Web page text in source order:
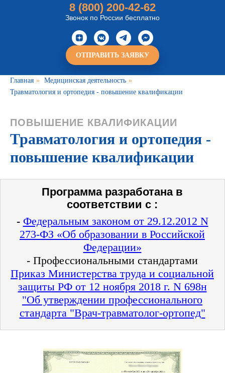
8 (800) 200-42-62
Звонок по России бесплатно
ОТПРАВИТЬ ЗАЯВКУ
Главная » Медицинская деятельность »
Травматология и ортопедия - повышение квалификации
ПОВЫШЕНИЕ КВАЛИФИКАЦИИ
Травматология и ортопедия -
повышение квалификации
Программа разработана в
соответствии с :
- Федеральным законом от 29.12.2012 N
273-ФЗ «Об образовании в Российской
Федерации»
- Профессиональными стандартами
Приказ Министерства труда и социальной
защиты РФ от 12 ноября 2018 г. N 698н
"Об утверждении профессионального
стандарта "Врач-травматолог-ортопед"